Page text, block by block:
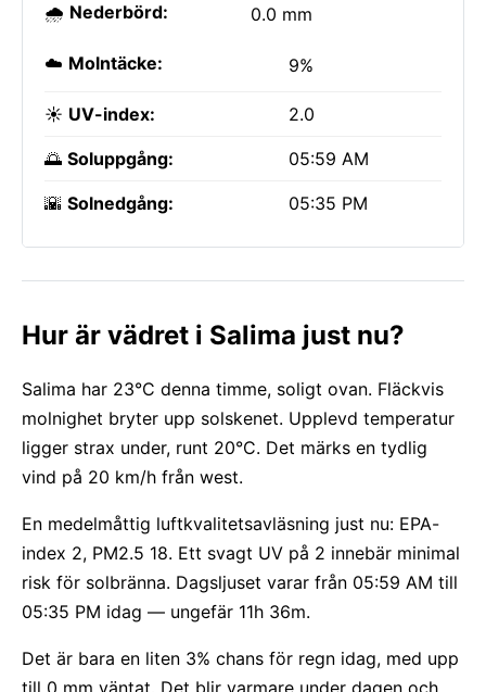
🌧️ Nederbörd: 0.0 mm
☁️ Molntäcke: 9%
☀️ UV-index: 2.0
🌅 Soluppgång: 05:59 AM
🌇 Solnedgång: 05:35 PM
Hur är vädret i Salima just nu?
Salima har 23°C denna timme, soligt ovan. Fläckvis
molnighet bryter upp solskenet. Upplevd temperatur
ligger strax under, runt 20°C. Det märks en tydlig
vind på 20 km/h från west.
En medelmåttig luftkvalitetsavläsning just nu: EPA-
index 2, PM2.5 18. Ett svagt UV på 2 innebär minimal
risk för solbränna. Dagsljuset varar från 05:59 AM till
05:35 PM idag — ungefär 11h 36m.
Det är bara en liten 3% chans för regn idag, med upp
till 0 mm väntat. Det blir varmare under dagen och